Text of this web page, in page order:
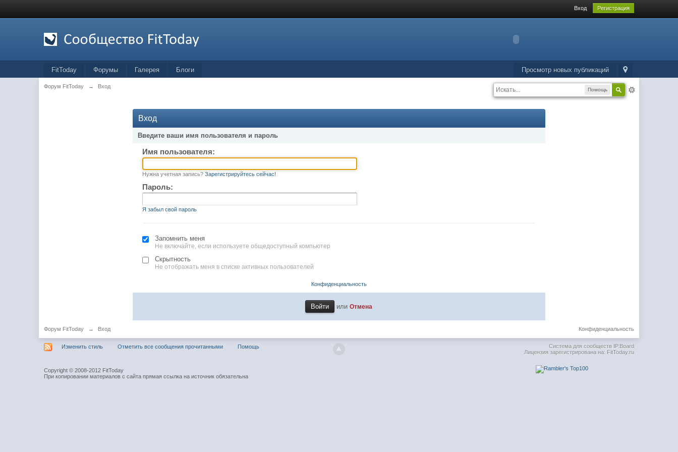
Вход Регистрация
Просмотр новых публикаций
FitToday Форумы Галерея Блоги
Форум FitToday → Вход
Помощь
Вход
Введите ваши имя пользователя и пароль
Имя пользователя:
Нужна учетная запись? Зарегистрируйтесь сейчас!
Пароль:
Я забыл свой пароль
Запомнить меня
Не включайте, если используете общедоступный компьютер
Скрытность
Не отображать меня в списке активных пользователей
Конфиденциальность
илиОтмена
Форум FitToday → Вход Конфиденциальность
Изменить стиль Отметить все сообщения прочитанными Помощь Система для сообществ IP.Board
Лицензия зарегистрирована на: FitToday.ru
Copyright © 2008-2012 FitToday
При копировании материалов с сайта прямая ссылка на источник обязательна